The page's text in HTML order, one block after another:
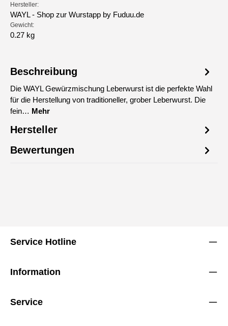
Hersteller:
WAYL - Shop zur Wurstapp by Fuduu.de
Gewicht:
0.27 kg
Beschreibung
Die WAYL Gewürzmischung Leberwurst ist die perfekte Wahl
für die Herstellung von traditioneller, grober Leberwurst. Die
fein… Mehr
Hersteller
Bewertungen
Service Hotline
Information
Service